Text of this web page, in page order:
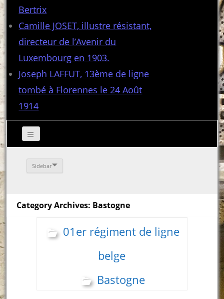
Bertrix
Camille JOSET, illustre résistant,
directeur de l’Avenir du
Luxembourg en 1903.
Joseph LAFFUT, 13ème de ligne
tombé à Florennes le 24 Août
1914
Sidebar
Category Archives: Bastogne
01er régiment de ligne
belge
Bastogne